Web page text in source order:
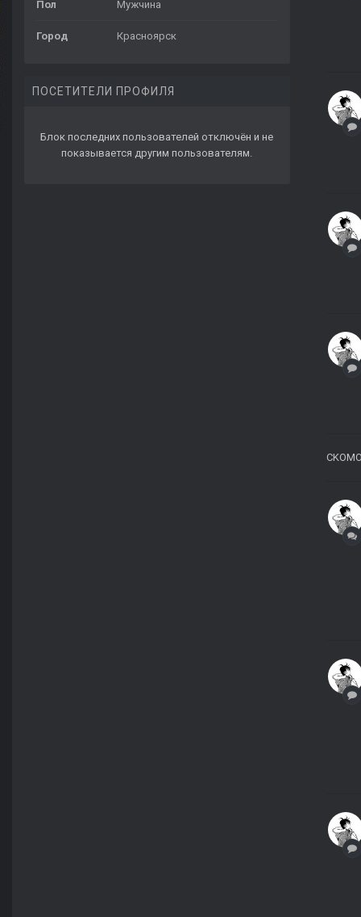
Пол Мужчина
Город Красноярск
ПОСЕТИТЕЛИ ПРОФИЛЯ
Блок последних пользователей отключён и не
показывается другим пользователям.